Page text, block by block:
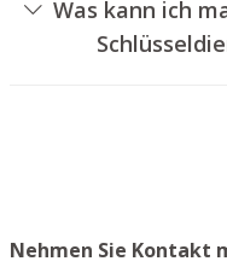
Schloss aufzubohren.
neuen Türzylinder ein,
Was kann ich machen, um einen Einsatz des
Nehmen Sie Kontakt